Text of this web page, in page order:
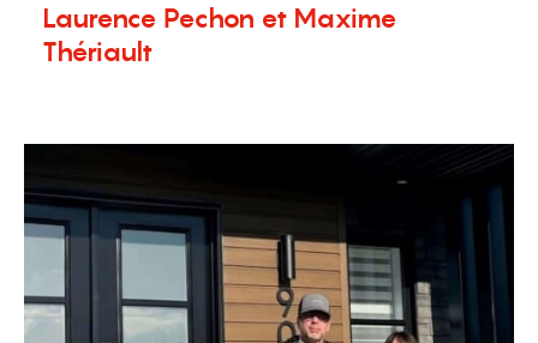
Laurence Pechon et Maxime
Thériault